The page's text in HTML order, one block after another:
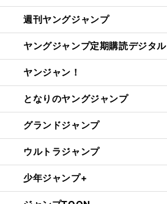
週刊ヤングジャンプ
ヤングジャンプ定期購読デジタル
ヤンジャン！
となりのヤングジャンプ
グランドジャンプ
ウルトラジャンプ
少年ジャンプ+